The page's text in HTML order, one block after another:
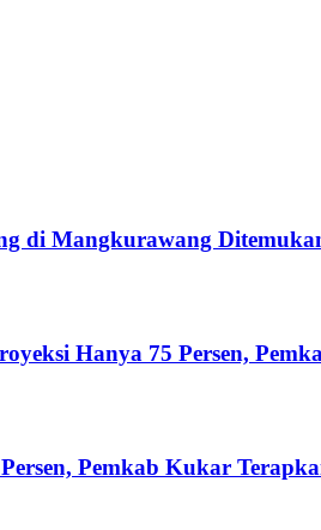
di Mangkurawang
Hanya 75 Persen,
Pemkab Kukar